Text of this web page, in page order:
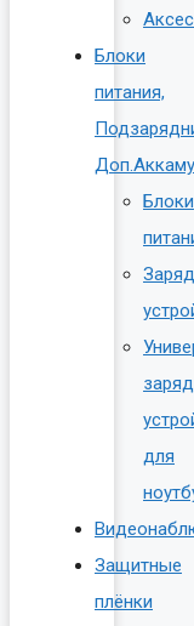
Блоки
питания,
Блоки
для
Защитные
плёнки